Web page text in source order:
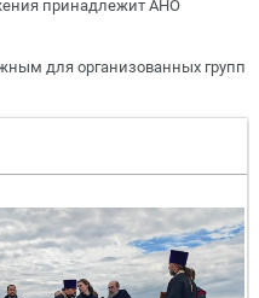
принадлежит АНО
для организованных групп